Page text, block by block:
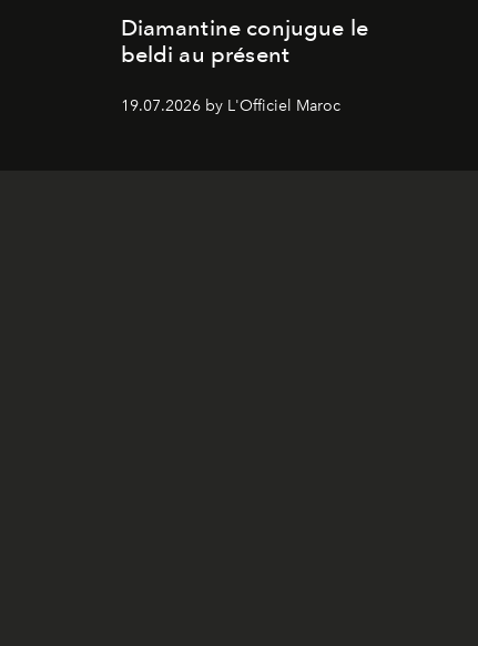
Diamantine conjugue le
beldi au présent
19.07.2026 by L'Officiel Maroc